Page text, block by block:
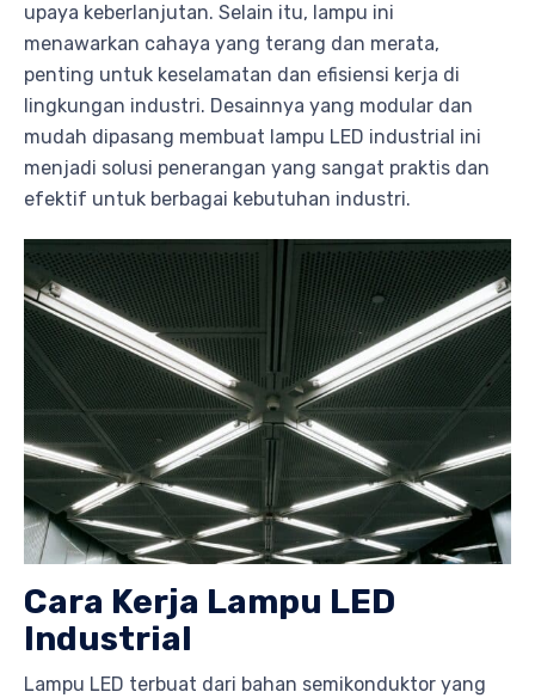
upaya keberlanjutan. Selain itu, lampu ini
menawarkan cahaya yang terang dan merata,
penting untuk keselamatan dan efisiensi kerja di
lingkungan industri. Desainnya yang modular dan
mudah dipasang membuat lampu LED industrial ini
menjadi solusi penerangan yang sangat praktis dan
efektif untuk berbagai kebutuhan industri.
Cara Kerja Lampu LED
Industrial
Lampu LED terbuat dari bahan semikonduktor yang